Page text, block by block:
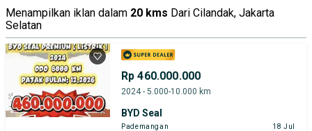
Menampilkan iklan dalam 20 kms Dari Cilandak, Jakarta
Selatan
Rp 460.000.000
2024 - 5.000-10.000 km
BYD Seal
Pademangan 18 Jul